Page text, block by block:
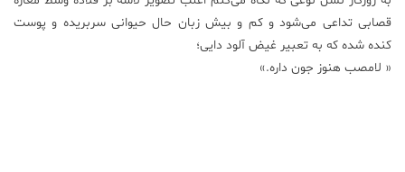
قصابی تداعی می‌شود و کم و بیش زبان حال حیوانی سربریده و پوست
کنده شده که به تعبیر غیض آلود دایی؛
« لامصب هنوز جون داره.»